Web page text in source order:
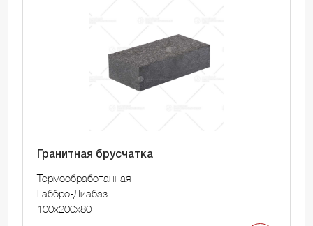
Гранитная брусчатка
Термообработанная
Габбро-Диабаз
100x200x80